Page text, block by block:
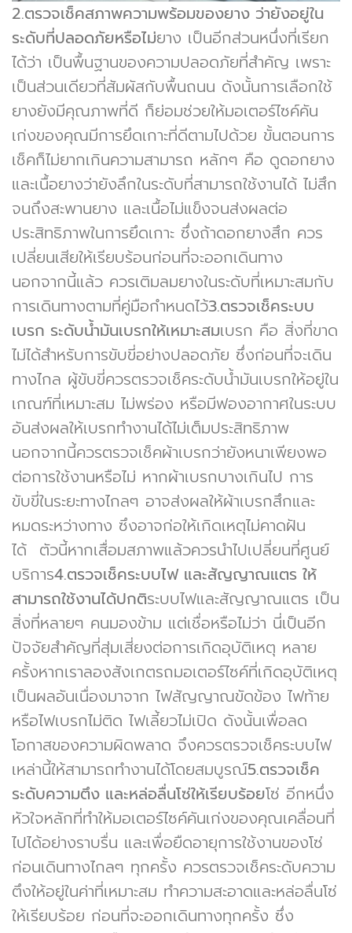
2.ตรวจเช็คสภาพความพร้อมของยาง ว่ายังอยู่ใน
ระดับที่ปลอดภัยหรือไม่ยาง เป็นอีกส่วนหนึ่งที่เรียก
ได้ว่า เป็นพื้นฐานของความปลอดภัยที่สำคัญ เพราะ
เป็นส่วนเดียวที่สัมผัสกับพื้นถนน ดังนั้นการเลือกใช้
ยางยังมีคุณภาพที่ดี ก็ย่อมช่วยให้มอเตอร์ไซค์คัน
เก่งของคุณมีการยึดเกาะที่ดีตามไปด้วย ขั้นตอนการ
เช็คก็ไม่ยากเกินความสามารถ หลักๆ คือ ดูดอกยาง
และเนื้อยางว่ายังลึกในระดับที่สามารถใช้งานได้ ไม่สึก
จนถึงสะพานยาง และเนื้อไม่แข็งจนส่งผลต่อ
ประสิทธิภาพในการยึดเกาะ ซึ่งถ้าดอกยางสึก ควร
เปลี่ยนเสียให้เรียบร้อนก่อนที่จะออกเดินทาง
นอกจากนี้แล้ว ควรเติมลมยางในระดับที่เหมาะสมกับ
การเดินทางตามที่คู่มือกำหนดไว้3.ตรวจเช็คระบบ
เบรก ระดับน้ำมันเบรกให้เหมาะสมเบรก คือ สิ่งที่ขาด
ไม่ได้สำหรับการขับขี่อย่างปลอดภัย ซึ่งก่อนที่จะเดิน
ทางไกล ผู้ขับขี่ควรตรวจเช็คระดับน้ำมันเบรกให้อยู่ใน
เกณฑ์ที่เหมาะสม ไม่พร่อง หรือมีฟองอากาศในระบบ
อันส่งผลให้เบรกทำงานได้ไม่เต็มประสิทธิภาพ
นอกจากนี้ควรตรวจเช็คผ้าเบรกว่ายังหนาเพียงพอ
ต่อการใช้งานหรือไม่ หากผ้าเบรกบางเกินไป การ
ขับขี่ในระยะทางไกลๆ อาจส่งผลให้ผ้าเบรกสึกและ
หมดระหว่างทาง ซึงอาจก่อให้เกิดเหตุไม่คาดฝัน
ได้ ตัวนี้หากเสื่อมสภาพแล้วควรนำไปเปลี่ยนที่ศูนย์
บริการ4.ตรวจเช็คระบบไฟ และสัญญาณแตร ให้
สามารถใช้งานได้ปกติระบบไฟและสัญญาณแตร เป็น
สิ่งที่หลายๆ คนมองข้าม แต่เชื่อหรือไม่ว่า นี่เป็นอีก
ปัจจัยสำคัญที่สุ่มเสี่ยงต่อการเกิดอุบัติเหตุ หลาย
ครั้งหากเราลองสังเกตรถมอเตอร์ไซค์ที่เกิดอุบัติเหตุ
เป็นผลอันเนื่องมาจาก ไฟสัญญาณขัดข้อง ไฟท้าย
หรือไฟเบรกไม่ติด ไฟเลี้ยวไม่เปิด ดังนั้นเพื่อลด
โอกาสของความผิดพลาด จึงควรตรวจเช็คระบบไฟ
เหล่านี้ให้สามารถทำงานได้โดยสมบูรณ์5.ตรวจเช็ค
ระดับความตึง และหล่อลื่นโซ่ให้เรียบร้อยโซ่ อีกหนึ่ง
หัวใจหลักที่ทำให้มอเตอร์ไซค์คันเก่งของคุณเคลื่อนที่
ไปได้อย่างราบรื่น และเพื่อยืดอายุการใช้งานของโซ่
ก่อนเดินทางไกลๆ ทุกครั้ง ควรตรวจเช็คระดับความ
ตึงให้อยู่ในค่าที่เหมาะสม ทำความสะอาดและหล่อลื่นโซ่
ให้เรียบร้อย ก่อนที่จะออกเดินทางทุกครั้ง ซึ่ง